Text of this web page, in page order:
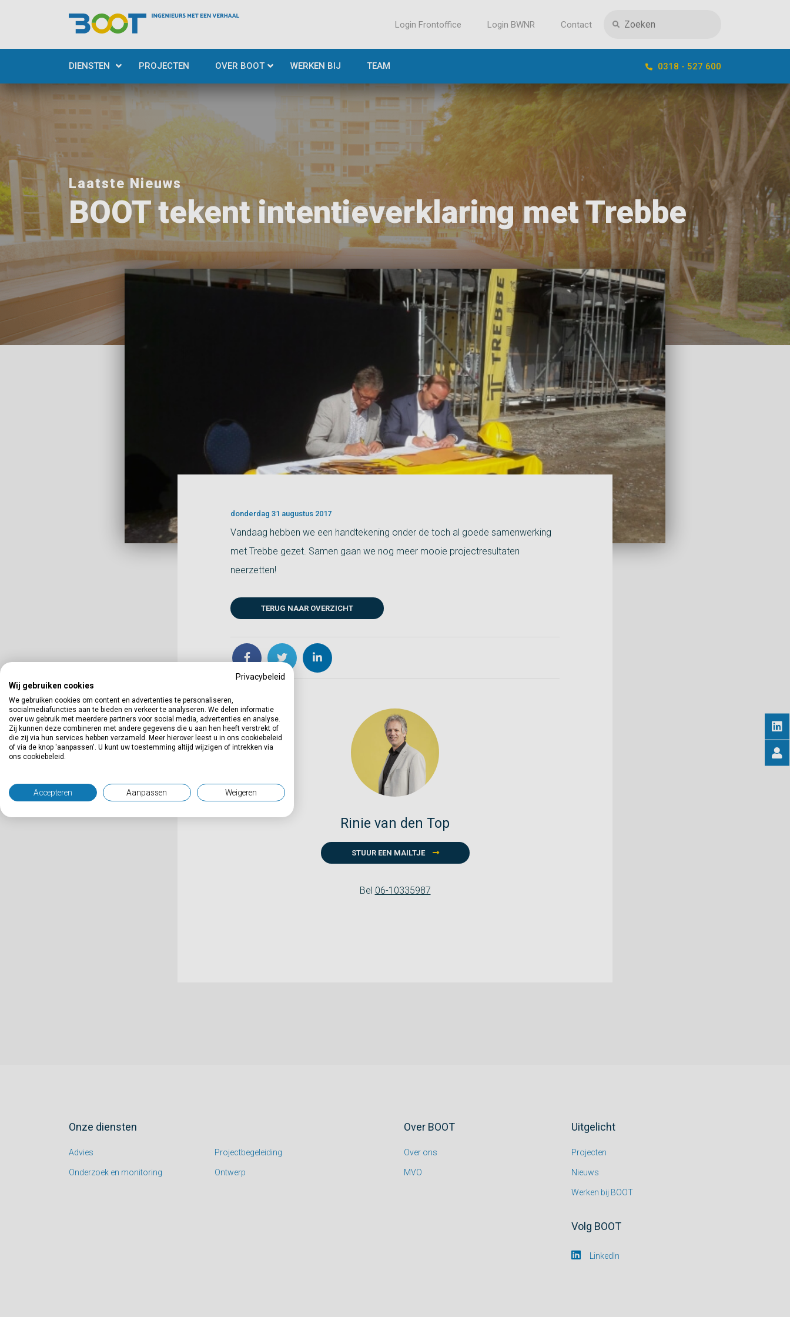
Login Frontoffice Login BWNR Contact
DIENSTEN PROJECTEN OVER BOOT WERKEN BIJ TEAM 0318 - 527 600
Laatste Nieuws
BOOT tekent intentieverklaring met Trebbe
donderdag 31 augustus 2017
Vandaag hebben we een handtekening onder de toch al goede samenwerking
met Trebbe gezet. Samen gaan we nog meer mooie projectresultaten
neerzetten!
TERUG NAAR OVERZICHT
Rinie van den Top
STUUR EEN MAILTJE
Bel 06-10335987
Onze diensten
Advies
Onderzoek en monitoring
Projectbegeleiding
Ontwerp
Over BOOT
Over ons
MVO
Uitgelicht
Projecten
Nieuws
Werken bij BOOT
Volg BOOT
LinkedIn
Privacybeleid
Wij gebruiken cookies
We gebruiken cookies om content en advertenties te personaliseren,
socialmediafuncties aan te bieden en verkeer te analyseren. We delen informatie
over uw gebruik met meerdere partners voor social media, advertenties en analyse.
Zij kunnen deze combineren met andere gegevens die u aan hen heeft verstrekt of
die zij via hun services hebben verzameld. Meer hierover leest u in ons cookiebeleid
of via de knop 'aanpassen'. U kunt uw toestemming altijd wijzigen of intrekken via
ons cookiebeleid.
Accepteren Aanpassen Weigeren